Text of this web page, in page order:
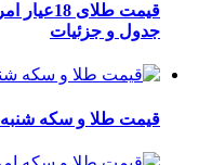
جدول و جزئیات
قیمت طلا و سکه شنبه 17 مرداد/ قیمت‌ها افزایشی